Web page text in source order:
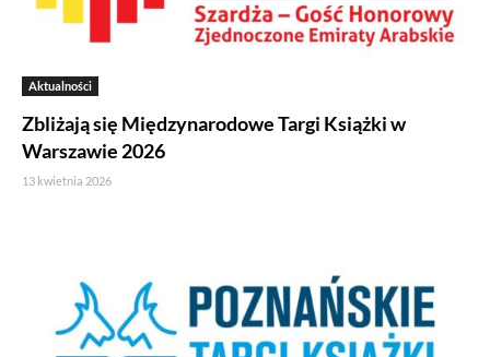
Aktualności
Zbliżają się Międzynarodowe Targi Książki w
Warszawie 2026
13 kwietnia 2026